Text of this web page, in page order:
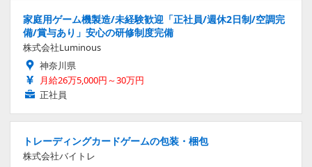
家庭用ゲーム機製造/未経験歓迎「正社員/週休2日制/空調完
備/賞与あり」安心の研修制度完備
株式会社Luminous
神奈川県
月給26万5,000円～30万円
正社員
トレーディングカードゲームの包装・梱包
株式会社バイトレ